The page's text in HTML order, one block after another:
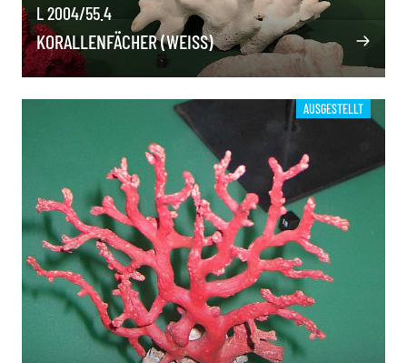
L 2004/55.4
KORALLENFÄCHER (WEISS)
AUSGESTELLT